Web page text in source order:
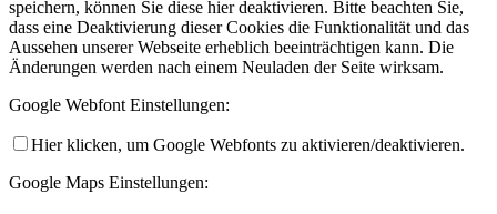
speichern, können Sie diese hier deaktivieren. Bitte beachten Sie,
dass eine Deaktivierung dieser Cookies die Funktionalität und das
Aussehen unserer Webseite erheblich beeinträchtigen kann. Die
Änderungen werden nach einem Neuladen der Seite wirksam.
Google Webfont Einstellungen:
Hier klicken, um Google Webfonts zu aktivieren/deaktivieren.
Google Maps Einstellungen: